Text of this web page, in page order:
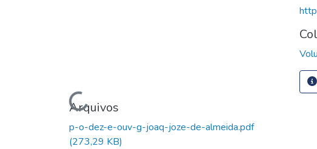
Carregando...
Arquivos
p-o-dez-e-ouv-g-joaq-joze-de-almeida.pdf
(273,29 KB)